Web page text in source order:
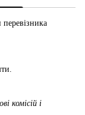
комісій і